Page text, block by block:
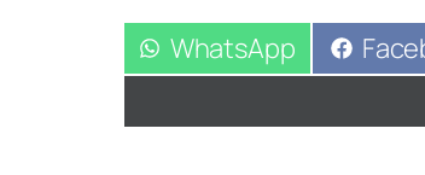
Compartir
en
WhatsApp
en